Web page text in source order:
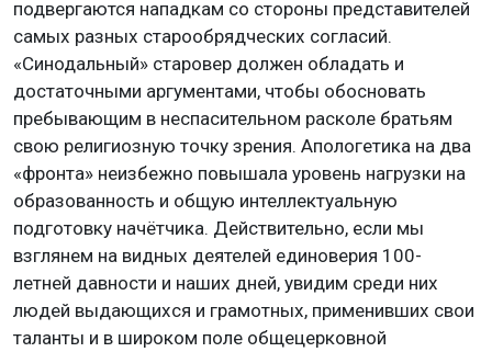
подвергаются нападкам со стороны представителей
самых разных старообрядческих согласий.
«Синодальный» старовер должен обладать и
достаточными аргументами, чтобы обосновать
пребывающим в неспасительном расколе братьям
свою религиозную точку зрения. Апологетика на два
«фронта» неизбежно повышала уровень нагрузки на
образованность и общую интеллектуальную
подготовку начётчика. Действительно, если мы
взглянем на видных деятелей единоверия 100-
летней давности и наших дней, увидим среди них
людей выдающихся и грамотных, применивших свои
таланты и в широком поле общецерковной